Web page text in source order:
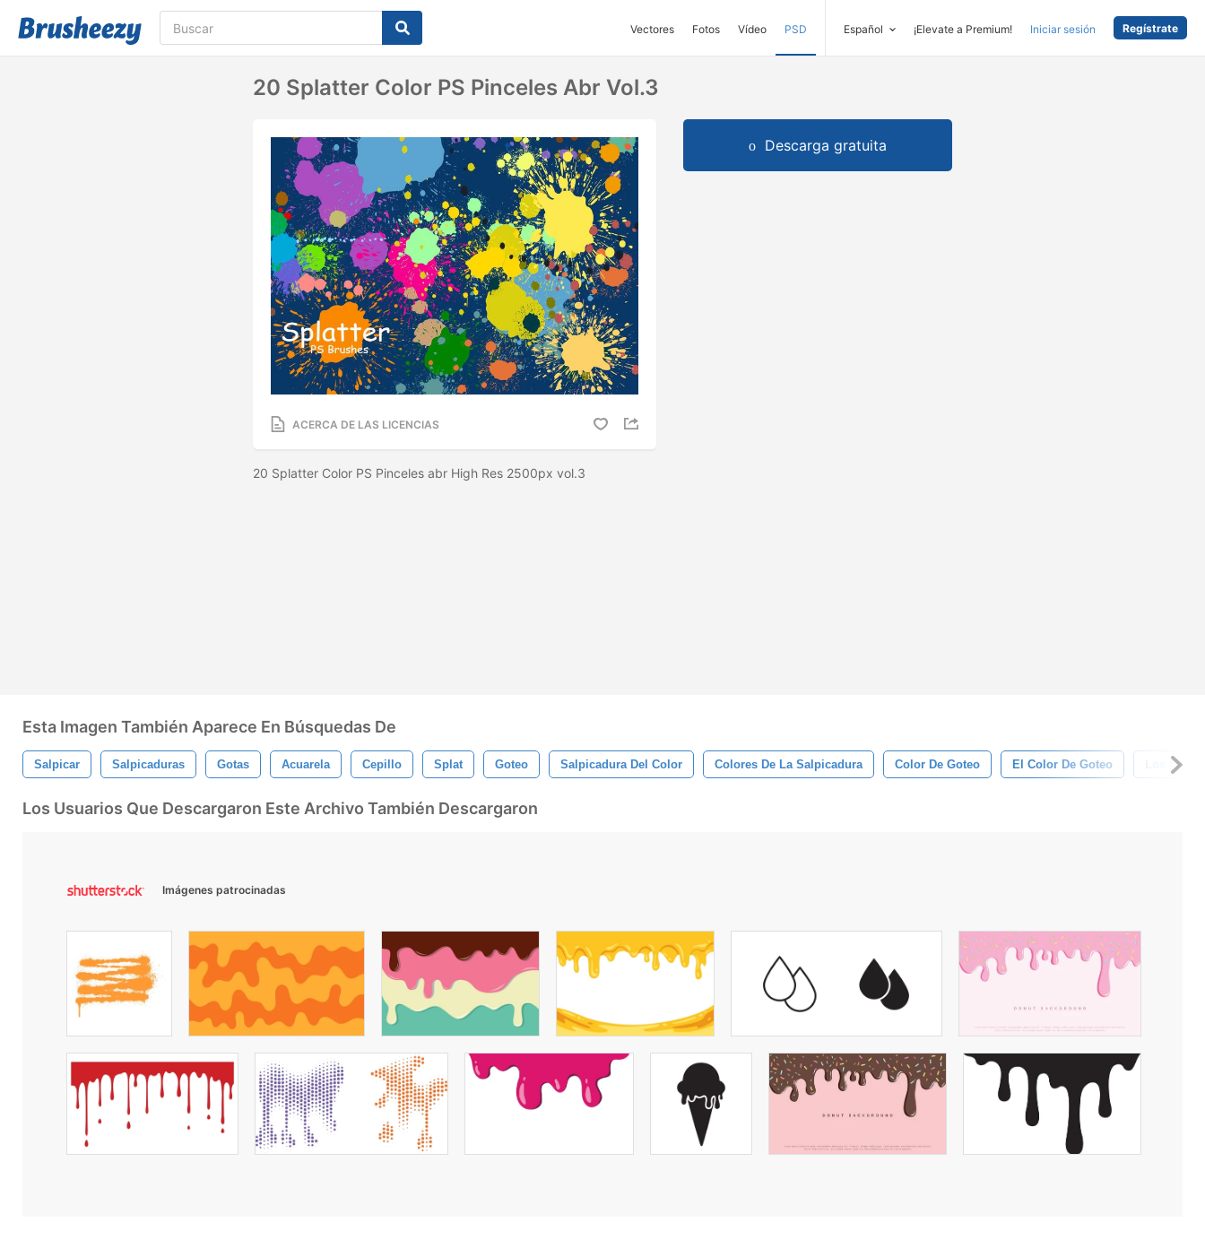
Vectores Fotos Vídeo PSD Español ¡Elevate a Premium! Iniciar sesión Regístrate
20 Splatter Color PS Pinceles Abr Vol.3
ACERCA DE LAS LICENCIAS
20 Splatter Color PS Pinceles abr High Res 2500px vol.3
Descarga gratuita
Esta Imagen También Aparece En Búsquedas De
Salpicar Salpicaduras Gotas Acuarela Cepillo Splat Goteo Salpicadura Del Color Colores De La Salpicadura Color De Goteo El Color De Goteo Los
Los Usuarios Que Descargaron Este Archivo También Descargaron
Imágenes patrocinadas